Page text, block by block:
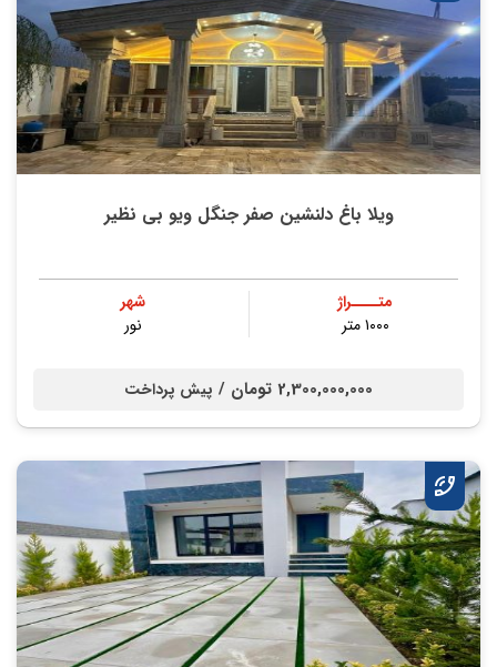
ویلا باغ دلنشین صفر جنگل ویو بی نظیر
متــــراژ
۱۰۰۰ متر
شهر
نور
2,300,000,000 تومان / پیش پرداخت